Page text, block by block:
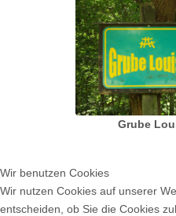
Grube
Wir benutzen Cookies
Wir nutzen Cookies auf unserer
entscheiden, ob Sie die Cookies